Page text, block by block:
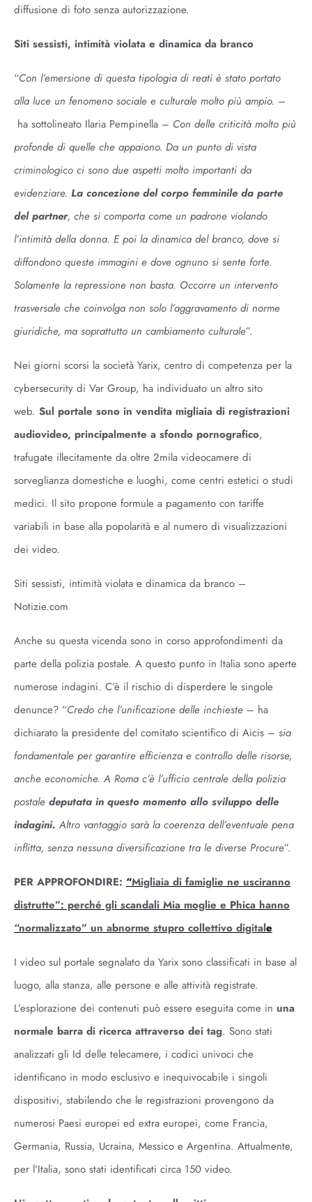
diffusione di foto senza autorizzazione.
Siti sessisti, intimità violata e dinamica da branco
“Con l’emersione di questa tipologia di reati è stato portato
alla luce un fenomeno sociale e culturale molto più ampio. –
ha sottolineato Ilaria Pempinella – Con delle criticità molto più
profonde di quelle che appaiono. Da un punto di vista
criminologico ci sono due aspetti molto importanti da
evidenziare. La concezione del corpo femminile da parte
del partner, che si comporta come un padrone violando
l’intimità della donna. E poi la dinamica del branco, dove si
diffondono queste immagini e dove ognuno si sente forte.
Solamente la repressione non basta. Occorre un intervento
trasversale che coinvolga non solo l’aggravamento di norme
giuridiche, ma soprattutto un cambiamento culturale”.
Nei giorni scorsi la società Yarix, centro di competenza per la
cybersecurity di Var Group, ha individuato un altro sito
web. Sul portale sono in vendita migliaia di registrazioni
audiovideo, principalmente a sfondo pornografico,
trafugate illecitamente da oltre 2mila videocamere di
sorveglianza domestiche e luoghi, come centri estetici o studi
medici. Il sito propone formule a pagamento con tariffe
variabili in base alla popolarità e al numero di visualizzazioni
dei video.
Siti sessisti, intimità violata e dinamica da branco –
Notizie.com
Anche su questa vicenda sono in corso approfondimenti da
parte della polizia postale. A questo punto in Italia sono aperte
numerose indagini. C’è il rischio di disperdere le singole
denunce? “Credo che l’unificazione delle inchieste – ha
dichiarato la presidente del comitato scientifico di Aicis – sia
fondamentale per garantire efficienza e controllo delle risorse,
anche economiche. A Roma c’è l’ufficio centrale della polizia
postale deputata in questo momento allo sviluppo delle
indagini. Altro vantaggio sarà la coerenza dell’eventuale pena
inflitta, senza nessuna diversificazione tra le diverse Procure”.
PER APPROFONDIRE: “Migliaia di famiglie ne usciranno
distrutte”: perché gli scandali Mia moglie e Phica hanno
“normalizzato” un abnorme stupro collettivo digitale
I video sul portale segnalato da Yarix sono classificati in base al
luogo, alla stanza, alle persone e alle attività registrate.
L’esplorazione dei contenuti può essere eseguita come in una
normale barra di ricerca attraverso dei tag. Sono stati
analizzati gli Id delle telecamere, i codici univoci che
identificano in modo esclusivo e inequivocabile i singoli
dispositivi, stabilendo che le registrazioni provengono da
numerosi Paesi europei ed extra europei, come Francia,
Germania, Russia, Ucraina, Messico e Argentina. Attualmente,
per l’Italia, sono stati identificati circa 150 video.